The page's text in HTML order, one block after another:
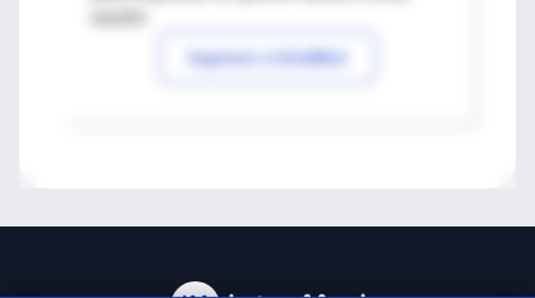
Ingresar a IntraMed